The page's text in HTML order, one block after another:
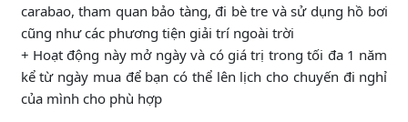
carabao, tham quan bảo tàng, đi bè tre và sử dụng hồ bơi
cũng như các phương tiện giải trí ngoài trời
+ Hoạt động này mở ngày và có giá trị trong tối đa 1 năm
kể từ ngày mua để bạn có thể lên lịch cho chuyến đi nghỉ
của mình cho phù hợp